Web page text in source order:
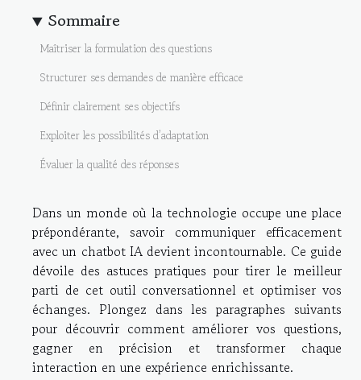
Sommaire
Maîtriser la formulation des questions
Structurer ses demandes de manière efficace
Définir clairement ses objectifs
Exploiter les possibilités d’adaptation
Évaluer la qualité des réponses
Dans un monde où la technologie occupe une place
prépondérante, savoir communiquer efficacement
avec un chatbot IA devient incontournable. Ce guide
dévoile des astuces pratiques pour tirer le meilleur
parti de cet outil conversationnel et optimiser vos
échanges. Plongez dans les paragraphes suivants
pour découvrir comment améliorer vos questions,
gagner en précision et transformer chaque
interaction en une expérience enrichissante.